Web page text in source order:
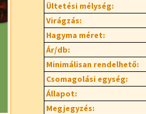
Ültetési mélység:
Virágzás:
Hagyma méret:
Ár/db:
Minimálisan rendelhető:
Csomagolási egység:
Állapot:
Megjegyzés: